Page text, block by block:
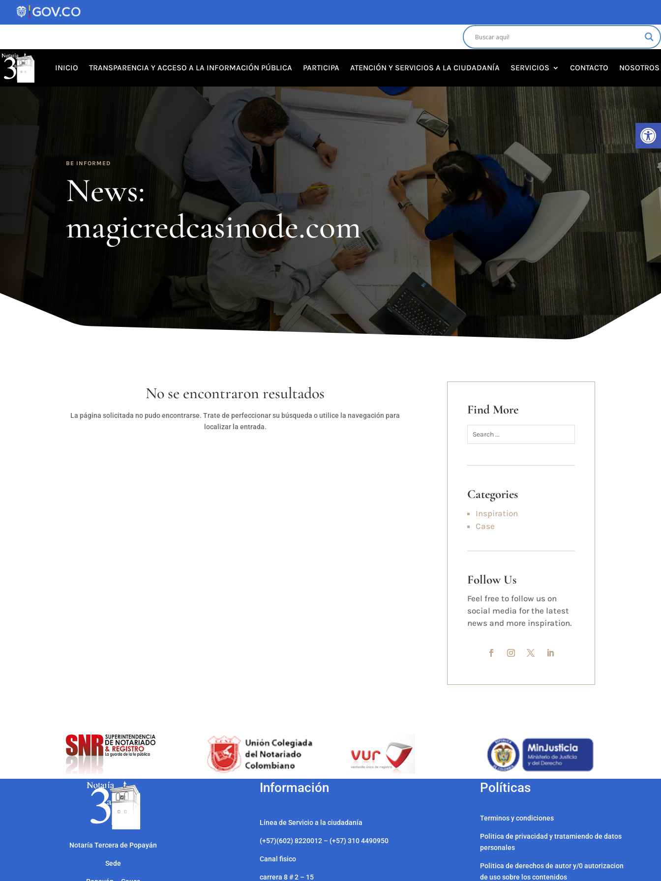
Abrir
INICIO TRANSPARENCIA Y ACCESO A LA INFORMACIÓN PÚBLICA PARTICIPA ATENCIÓN Y SERVICIOS A LA CIUDADANÍA SERVICIOS CONTACTO NOSOTROS
BE INFORMED
News:
magicredcasinode.com
No se encontraron resultados
La página solicitada no pudo encontrarse. Trate de perfeccionar su búsqueda o utilice la navegación para
localizar la entrada.
Find More
Categories
Inspiration
Case
Follow Us
Feel free to follow us on
social media for the latest
news and more inspiration.
Notaría Tercera de Popayán
Sede
Información
Línea de Servicio a la ciudadanía
(+57)(602) 8220012 – (+57) 310 4490950
Canal fisico
carrera 8 # 2 – 15
Políticas
Terminos y condiciones
Politica de privacidad y tratamiendo de datos
personales
Politica de derechos de autor y/0 autorizacion
de uso sobre los contenidos